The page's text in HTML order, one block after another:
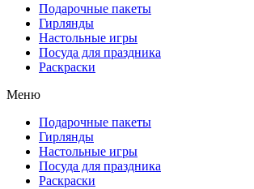
Подарочные пакеты
Гирлянды
Настольные игры
Посуда для праздника
Раскраски
Меню
Подарочные пакеты
Гирлянды
Настольные игры
Посуда для праздника
Раскраски